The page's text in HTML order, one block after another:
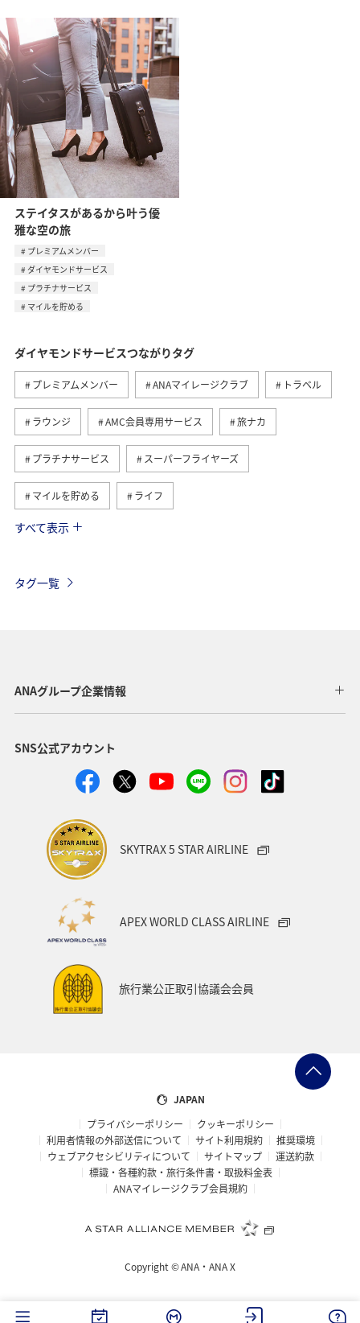
ステイタスがあるから叶う優
雅な空の旅
プレミアムメンバー
ダイヤモンドサービス
プラチナサービス
マイルを貯める
ダイヤモンドサービスつながりタグ
プレミアムメンバー ANAマイレージクラブ トラベル
ラウンジ AMC会員専用サービス 旅ナカ
プラチナサービス スーパーフライヤーズ
マイルを貯める ライフ
日常
すべて表示
タグ一覧
ANAグループ企業情報
SNS公式アカウント
SKYTRAX 5 STAR AIRLINE
APEX WORLD CLASS AIRLINE
旅行業公正取引協議会会員
JAPAN
プライバシーポリシー
クッキーポリシー
利用者情報の外部送信について
サイト利用規約
推奨環境
ウェブアクセシビリティについて
サイトマップ
運送約款
標識・各種約款・旅行条件書・取扱料金表
ANAマイレージクラブ会員規約
Copyright ©ANA・ANA X